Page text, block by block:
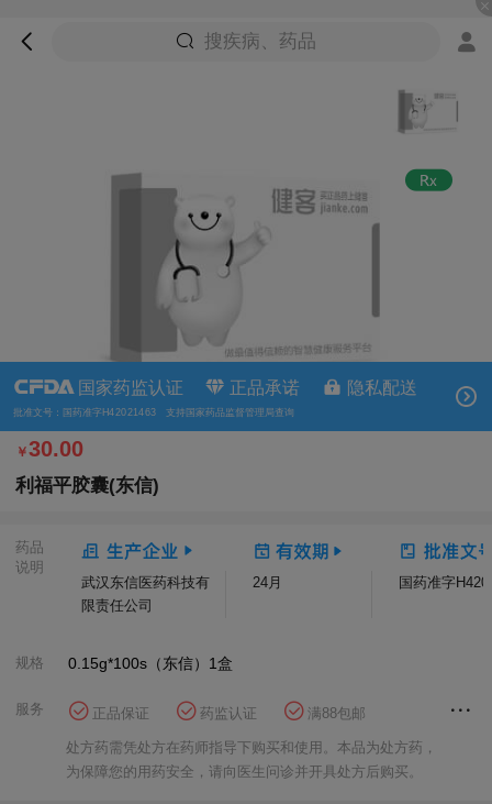
搜疾病、药品
国家药监认证 正品承诺 隐私配送
批准文号：国药准字H42021463 支持国家药品监督管理局查询
￥30.00
利福平胶囊(东信)
药品
说明
武汉东信医药科技有
限责任公司
24月 国药准字
规格 0.15g*100s（东信） 1盒
服务 正品保证 药监认证
满88包邮
花呗分期
方舟健客大药房
处方药需凭处方在药师指导下购买和使用。本品为处方药，
为保障您的用药安全，请向医生问诊并开具处方后购买。